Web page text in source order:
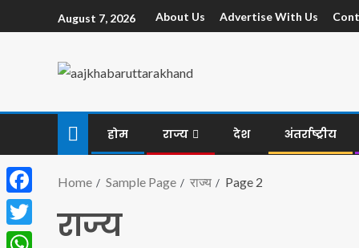
August 7, 2026 About Us Advertise With Us
होम राज्य देश अंतर्राष्ट्रीय
Home Sample Page राज्य Page 2
राज्य
Facebook
Twitter